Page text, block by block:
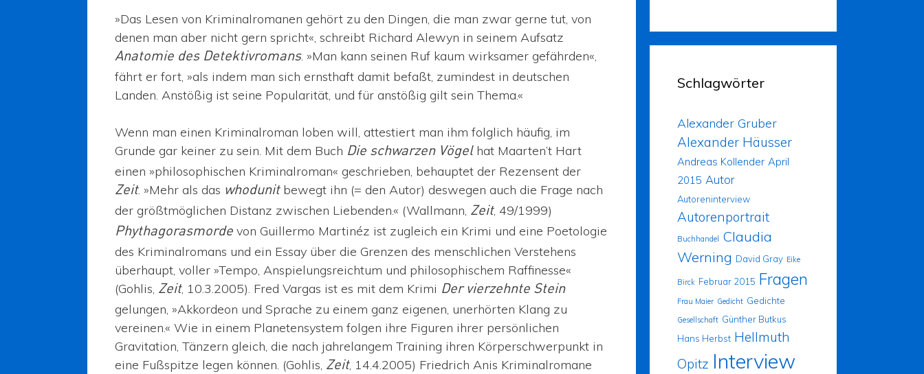
»Das Lesen von Kriminalromanen gehört zu den Dingen, die man zwar gerne tut, von
denen man aber nicht gern spricht«, schreibt Richard Alewyn in seinem Aufsatz
Anatomie des Detektivromans. »Man kann seinen Ruf kaum wirksamer gefährden«,
fährt er fort, »als indem man sich ernsthaft damit befaßt, zumindest in deutschen
Landen. Anstößig ist seine Popularität, und für anstößig gilt sein Thema.«
Wenn man einen Kriminalroman loben will, attestiert man ihm folglich häufig, im
Grunde gar keiner zu sein. Mit dem Buch Die schwarzen Vögelhat Maarten’t Hart
einen »philosophischen Kriminalroman« geschrieben, behauptet der Rezensent der
Zeit. »Mehr als das whodunitbewegt ihn (= den Autor) deswegen auch die Frage nach
der größtmöglichen Distanz zwischen Liebenden.« (Wallmann, Zeit, 49/1999)
Phythagorasmorde von Guillermo Martinéz ist zugleich ein Krimi und eine Poetologie
des Kriminalromans und ein Essay über die Grenzen des menschlichen Verstehens
überhaupt, voller »Tempo, Anspielungsreichtum und philosophischem Raffinesse«
(Gohlis, Zeit, 10.3.2005). Fred Vargas ist es mit dem Krimi Der vierzehnte Stein
gelungen, »Akkordeon und Sprache zu einem ganz eigenen, unerhörten Klang zu
vereinen.« Wie in einem Planetensystem folgen ihre Figuren ihrer persönlichen
Gravitation, Tänzern gleich, die nach jahrelangem Training ihren Körperschwerpunkt in
eine Fußspitze legen können. (Gohlis, Zeit, 14.4.2005) Friedrich Anis Kriminalromane
Schlagwörter
Alexander Gruber
Alexander Häusser
Andreas Kollender April
2015 Autor
Autoreninterview
Autorenportrait
Buchhandel Claudia
Werning David Gray Eike
Birck Februar 2015 Fragen
Frau Maier Gedicht Gedichte
Gesellschaft Günther Butkus
Hans Herbst Hellmuth
Opitz Interview